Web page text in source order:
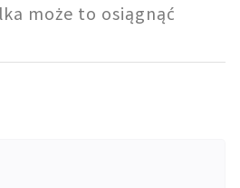
może to osiągnąć